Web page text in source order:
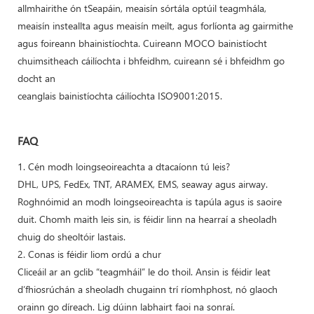
allmhairithe ón tSeapáin, meaisín sórtála optúil teagmhála,
meaisín insteallta agus meaisín meilt, agus forlíonta ag gairmithe
agus foireann bhainistíochta. Cuireann MOCO bainistíocht
chuimsitheach cáilíochta i bhfeidhm, cuireann sé i bhfeidhm go
docht an
ceanglais bainistíochta cáilíochta ISO9001:2015.
FAQ
1. Cén modh loingseoireachta a dtacaíonn tú leis?
DHL, UPS, FedEx, TNT, ARAMEX, EMS, seaway agus airway.
Roghnóimid an modh loingseoireachta is tapúla agus is saoire
duit. Chomh maith leis sin, is féidir linn na hearraí a sheoladh
chuig do sheoltóir lastais.
2. Conas is féidir liom ordú a chur
Cliceáil ar an gclib “teagmháil” le do thoil. Ansin is féidir leat
d’fhiosrúchán a sheoladh chugainn trí ríomhphost, nó glaoch
orainn go díreach. Lig dúinn labhairt faoi na sonraí.